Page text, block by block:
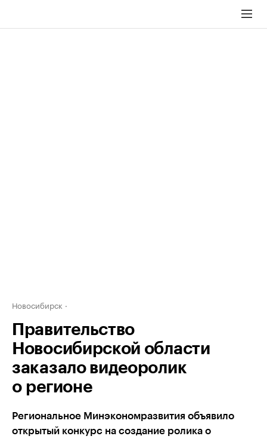
Новосибирск
Правительство
Новосибирской области
заказало видеоролик
о регионе
Региональное Минэкономразвития объявило
открытый конкурс на создание ролика о